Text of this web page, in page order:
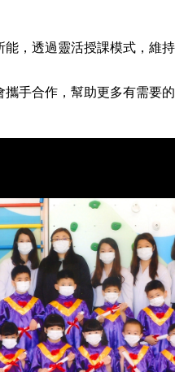
，透過靈活授課模式，維
攜手合作，幫助更多有需要